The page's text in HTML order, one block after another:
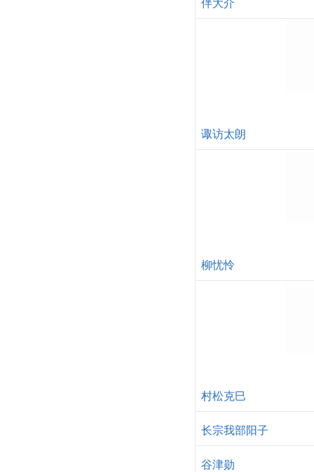
诹访太朗
柳忧怜
村松克巳
长宗我部阳子
谷津勋